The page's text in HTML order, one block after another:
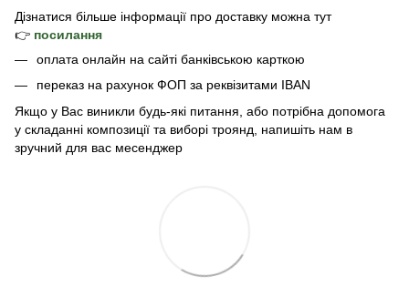
Дізнатися більше інформації про доставку можна тут
👉 посилання
оплата онлайн на сайті банківською карткою
переказ на рахунок ФОП за реквізитами IBAN
Якщо у Вас виникли будь-які питання, або потрібна допомога
у складанні композиції та виборі троянд, напишіть нам в
зручний для вас месенджер